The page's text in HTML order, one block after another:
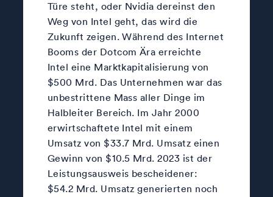
Türe steht, oder Nvidia dereinst den
Weg von Intel geht, das wird die
Zukunft zeigen. Während des Internet
Booms der Dotcom Ära erreichte
Intel eine Marktkapitalisierung von
$500 Mrd. Das Unternehmen war das
unbestrittene Mass aller Dinge im
Halbleiter Bereich. Im Jahr 2000
erwirtschaftete Intel mit einem
Umsatz von $33.7 Mrd. Umsatz einen
Gewinn von $10.5 Mrd. 2023 ist der
Leistungsausweis bescheidener:
$54.2 Mrd. Umsatz generierten noch